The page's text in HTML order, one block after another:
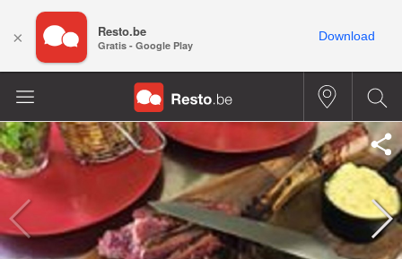
× Resto.be
Gratis - Google Play
Download